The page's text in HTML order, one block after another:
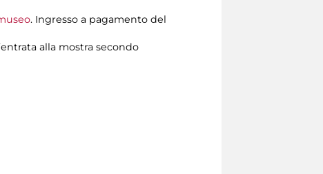
. Ingresso a pagamento del
alla mostra secondo